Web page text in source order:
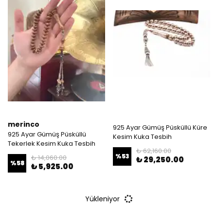
merinco
925 Ayar Gümüş Püsküllü
Tekerlek Kesim Kuka Tesbih
%58
₺ 14,060.00
₺ 5,925.00
925 Ayar Gümüş Püsküllü Küre
Kesim Kuka Tesbih
%53
₺ 62,160.00
₺ 29,250.00
Yükleniyor